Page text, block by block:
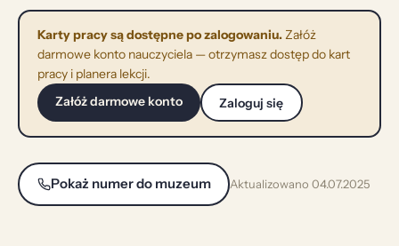
Karty pracy są dostępne po zalogowaniu.Załóż
darmowe konto nauczyciela — otrzymasz dostęp do kart
pracy i planera lekcji.
Załóż darmowe konto
Zaloguj się
Pokaż numer do muzeum Aktualizowano 04.07.2025